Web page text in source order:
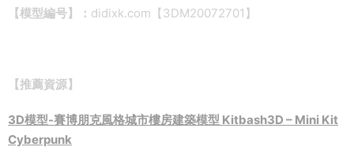
【模型編号】： didixk.com【3DM20072701】
【推薦資源】
3D模型-賽博朋克風格城市樓房建築模型 Kitbash3D – Mini Kit
Cyberpunk